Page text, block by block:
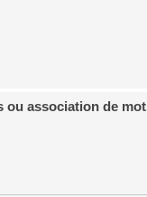
ou association de